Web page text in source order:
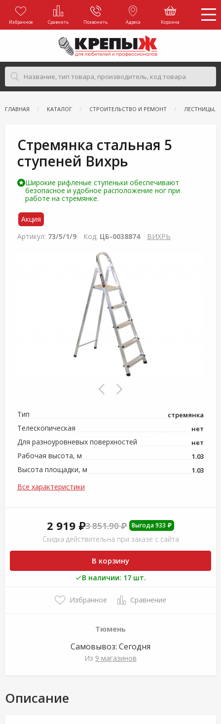
Избранное Сравнить Позвонить Адреса Корзина
ГЛАВНАЯ КАТАЛОГ СТРОИТЕЛЬСТВО И РЕМОНТ ЛЕСТНИЦЫ,
Стремянка стальная 5
ступеней Вихрь
Широкие рифленые ступеньки обеспечивают
безопасное и удобное расположение ног при
работе на стремянке.
Акция
Артикул: 73/5/1/9 Код: ЦБ-0038874 ВИХРЬ
Тип стремянка
Телескопическая нет
Для разноуровневых поверхностей нет
Рабочая высота, м 1.03
Высота площадки, м 1.03
Все характеристики
2 919 ₽3 851.90 ₽ Выгода 933 ₽
Скидка действительна при заказе с сайта
В корзину
В наличии: 17 шт.
Избранное Сравнение
Тюмень
Самовывоз: Сегодня
Из 9 магазинов
Описание